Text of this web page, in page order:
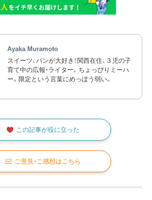
Ayaka Muramoto
スイーツ、パンが大好き！関西在住、３児の子
育て中の広報・ライター。ちょっぴりミーハ
ー。限定という言葉にめっぽう弱い。
この記事が役に立った
ご意見・ご感想はこちら